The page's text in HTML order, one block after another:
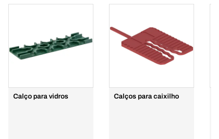
Calço para vidros Calços para caixilho